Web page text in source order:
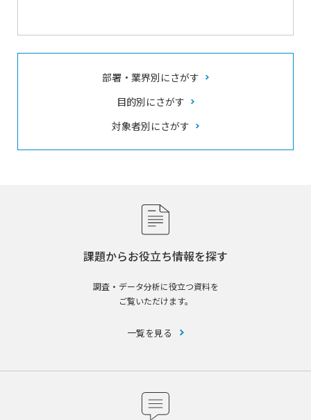
部署・業界別にさがす
目的別にさがす
対象者別にさがす
課題からお役立ち情報を探す
調査・データ分析に役立つ資料を
ご覧いただけます。
一覧を見る